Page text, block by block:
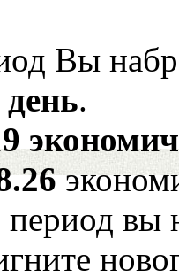
Вы
.
вы